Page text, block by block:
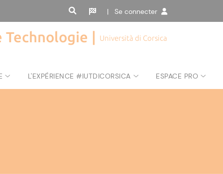
| Se connecter
| Università di Corsica
L'EXPÉRIENCE #IUTDICORSICA ESPACE PRO